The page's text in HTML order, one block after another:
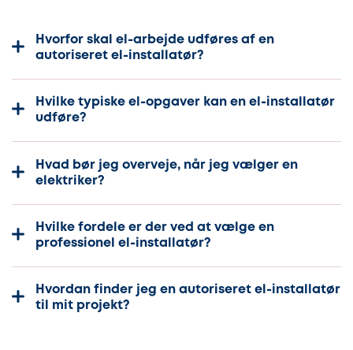
Hvorfor skal el-arbejde udføres af en
autoriseret el-installatør?
Hvilke typiske el-opgaver kan en el-installatør
udføre?
Hvad bør jeg overveje, når jeg vælger en
elektriker?
Hvilke fordele er der ved at vælge en
professionel el-installatør?
Hvordan finder jeg en autoriseret el-installatør
til mit projekt?